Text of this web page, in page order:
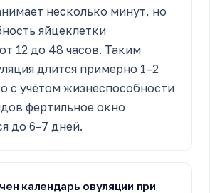
несколько минут, но
яйцеклетки
12 до 48 часов. Таким
длится примерно 1–2
с учётом жизнеспособности
фертильное окно
до 6–7 дней.
календарь овуляции при